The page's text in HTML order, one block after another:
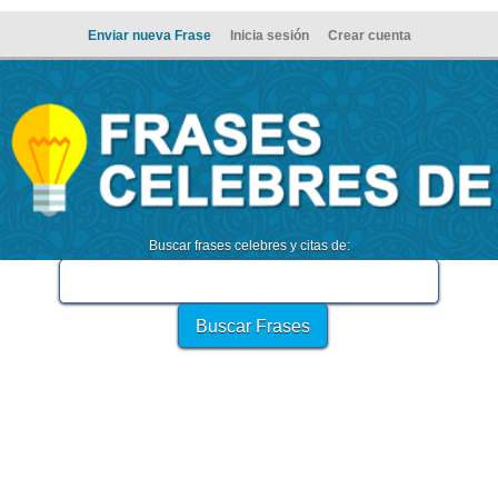
Enviar nueva Frase Inicia sesión Crear cuenta
Buscar frases celebres y citas de: